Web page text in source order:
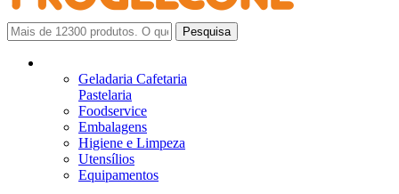
Geladaria Cafetaria
Pastelaria
Foodservice
Embalagens
Higiene e Limpeza
Utensílios
Equipamentos